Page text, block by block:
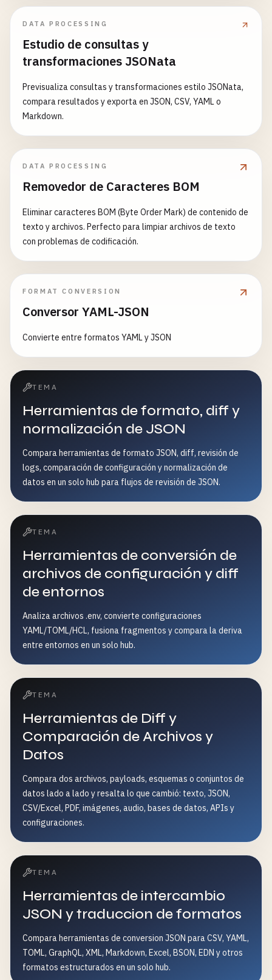
DATA PROCESSING
Estudio de consultas y
transformaciones JSONata
Previsualiza consultas y transformaciones estilo JSONata,
compara resultados y exporta en JSON, CSV, YAML o
Markdown.
DATA PROCESSING
Removedor de Caracteres BOM
Eliminar caracteres BOM (Byte Order Mark) de contenido de
texto y archivos. Perfecto para limpiar archivos de texto
con problemas de codificación.
FORMAT CONVERSION
Conversor YAML-JSON
Convierte entre formatos YAML y JSON
TEMA
Herramientas de formato, diff y
normalización de JSON
Compara herramientas de formato JSON, diff, revisión de
logs, comparación de configuración y normalización de
datos en un solo hub para flujos de revisión de JSON.
TEMA
Herramientas de conversión de
archivos de configuración y diff
de entornos
Analiza archivos .env, convierte configuraciones
YAML/TOML/HCL, fusiona fragmentos y compara la deriva
entre entornos en un solo hub.
TEMA
Herramientas de Diff y
Comparación de Archivos y
Datos
Compara dos archivos, payloads, esquemas o conjuntos de
datos lado a lado y resalta lo que cambió: texto, JSON,
CSV/Excel, PDF, imágenes, audio, bases de datos, APIs y
configuraciones.
TEMA
Herramientas de intercambio
JSON y traduccion de formatos
Compara herramientas de conversion JSON para CSV, YAML,
TOML, GraphQL, XML, Markdown, Excel, BSON, EDN y otros
formatos estructurados en un solo hub.